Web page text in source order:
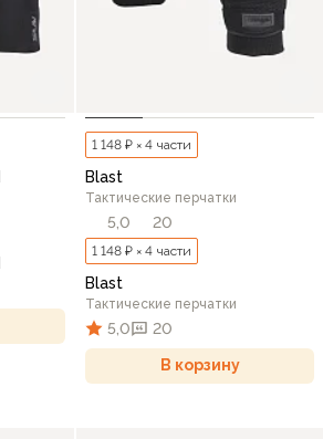
1 148 ₽ × 4 части
Blast
Тактические перчатки
5,0 20
1 148 ₽ × 4 части
Blast
Тактические перчатки
5,0 20
В корзину